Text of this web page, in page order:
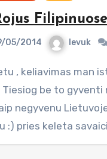
Filipinuose
05/2014 Ievuk
Tiesiog be to gyventi
negyvenu
:) pries keleta